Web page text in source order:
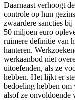
Daarnaast verhoogt
controle op hun
zwaardere sancties
50 miljoen euro
ruimere definitie van
hanteren.
werkaanbod niet
uitoefenden, als ze
hebben. Het lijkt er
bedoeling hebben om
alsof ze